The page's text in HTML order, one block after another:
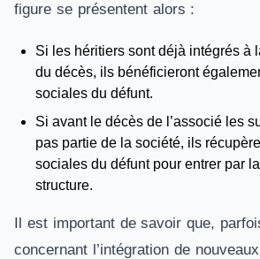
figure se présentent alors :
Si les héritiers sont déjà intégrés à
du décès, ils bénéficieront
sociales du défunt.
Si avant le décès de l’associé les
pas partie de la société, ils
sociales du défunt pour entrer par
structure.
Il est important de savoir que,
concernant l’intégration de